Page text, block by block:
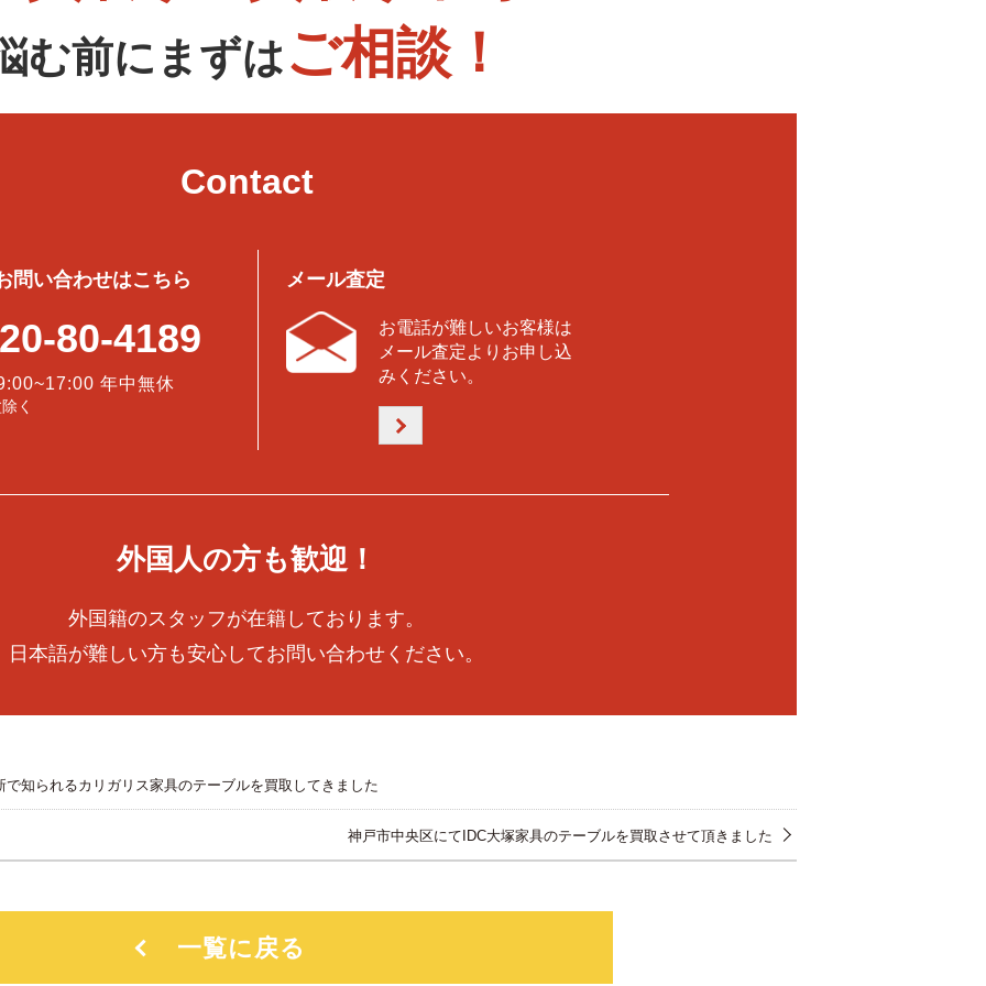
む前にまずはご相談！
Contact
問い合わせはこちら
80-4189
年中無休
く
メール査定
お電話が難しいお客様は
メール査定よりお申し込
みください。
外国人の方も歓迎！
外国籍のスタッフが在籍しております。
日本語が難しい方も安心してお問い合わせください。
知られるカリガリス家具のテーブルを買取してきました
神戸市中央区にてIDC大塚家具のテーブルを買取させて頂きました
一覧に戻る